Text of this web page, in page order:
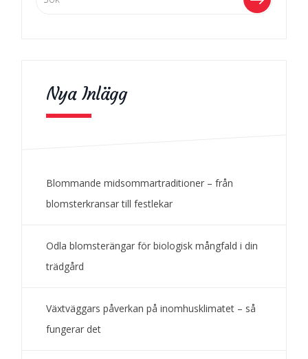
Nya Inlägg
Blommande midsommartraditioner – från
blomsterkransar till festlekar
Odla blomsterängar för biologisk mångfald i din
trädgård
Växtväggars påverkan på inomhusklimatet – så
fungerar det